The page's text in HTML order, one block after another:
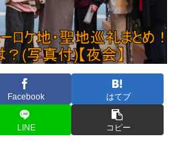
Facebook はてブ
LINE コピー